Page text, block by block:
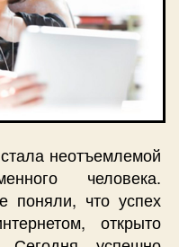
неотъемлемой
человека.
поняли, что успех
открыто